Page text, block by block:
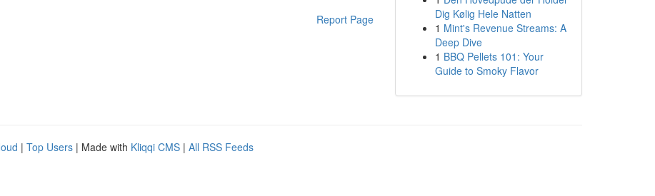
Report Page
Dig Kølig Hele Natten
1 Mint's Revenue Streams: A
Deep Dive
1 BBQ Pellets 101: Your
Guide to Smoky Flavor
| Top Users | Made with Kliqqi CMS | All RSS Feeds